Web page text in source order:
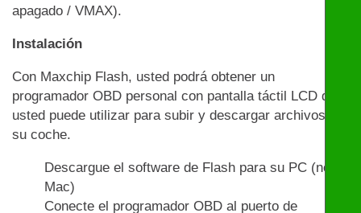
apagado / VMAX).
Instalación
Con Maxchip Flash, usted podrá obtener un
programador OBD personal con pantalla táctil LCD que
usted puede utilizar para subir y descargar archivos en
su coche.
Descargue el software de Flash para su PC (no
Mac)
Conecte el programador OBD al puerto de